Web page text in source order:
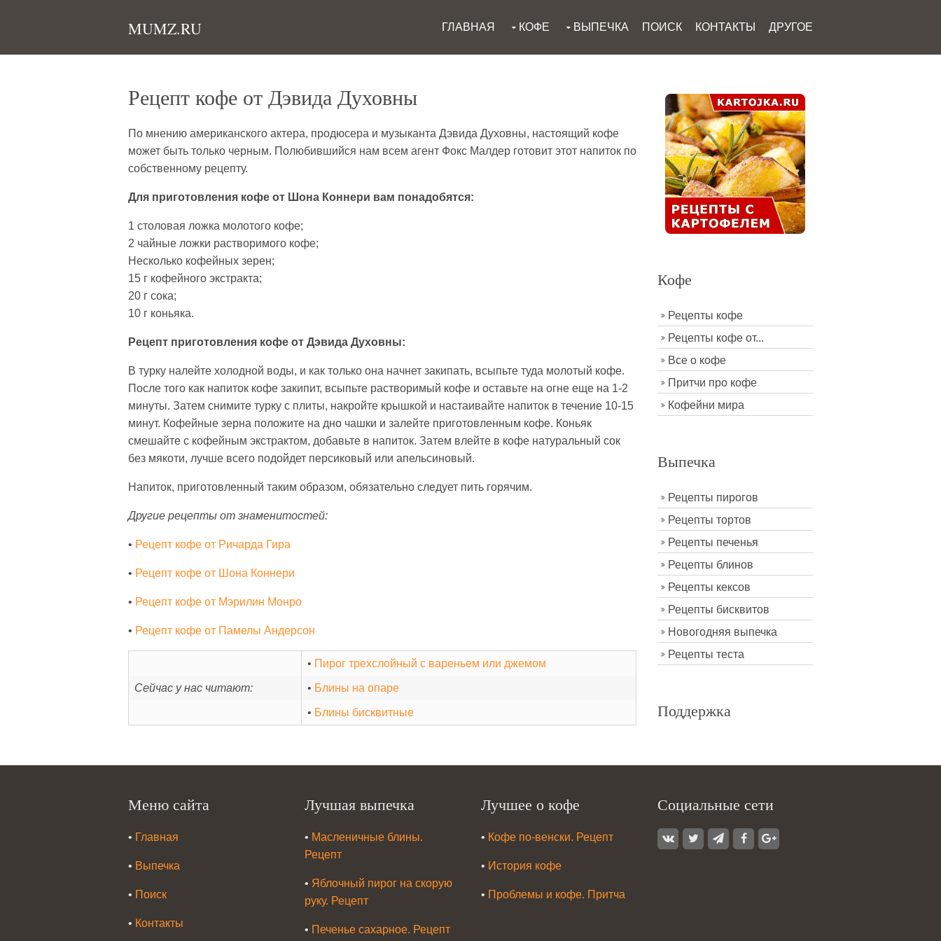
MUMZ.RU ГЛАВНАЯ КОФЕ ВЫПЕЧКА ПОИСК КОНТАКТЫ ДРУГОЕ
Рецепт кофе от Дэвида Духовны
По мнению американского актера, продюсера и музыканта Дэвида Духовны, настоящий кофе
может быть только черным. Полюбившийся нам всем агент Фокс Малдер готовит этот напиток по
собственному рецепту.
Для приготовления кофе от Шона Коннери вам понадобятся:
1 столовая ложка молотого кофе;
2 чайные ложки растворимого кофе;
Несколько кофейных зерен;
15 г кофейного экстракта;
20 г сока;
10 г коньяка.
Рецепт приготовления кофе от Дэвида Духовны:
В турку налейте холодной воды, и как только она начнет закипать, всыпьте туда молотый кофе.
После того как напиток кофе закипит, всыпьте растворимый кофе и оставьте на огне еще на 1-2
минуты. Затем снимите турку с плиты, накройте крышкой и настаивайте напиток в течение 10-15
минут. Кофейные зерна положите на дно чашки и залейте приготовленным кофе. Коньяк
смешайте с кофейным экстрактом, добавьте в напиток. Затем влейте в кофе натуральный сок
без мякоти, лучше всего подойдет персиковый или апельсиновый.
Напиток, приготовленный таким образом, обязательно следует пить горячим.
Другие рецепты от знаменитостей:
• Рецепт кофе от Ричарда Гира
• Рецепт кофе от Шона Коннери
• Рецепт кофе от Мэрилин Монро
• Рецепт кофе от Памелы Андерсон
• Пирог трехслойный с вареньем или джемом
Сейчас у нас читают: • Блины на опаре
• Блины бисквитные
Кофе
Рецепты кофе
Рецепты кофе от...
Все о кофе
Притчи про кофе
Кофейни мира
Выпечка
Рецепты пирогов
Рецепты тортов
Рецепты печенья
Рецепты блинов
Рецепты кексов
Рецепты бисквитов
Новогодняя выпечка
Рецепты теста
Поддержка
Меню сайта
• Главная
• Выпечка
• Поиск
• Контакты
Лучшая выпечка
• Масленичные блины.
Рецепт
• Яблочный пирог на скорую
руку. Рецепт
• Печенье сахарное. Рецепт
Лучшее о кофе
• Кофе по-венски. Рецепт
• История кофе
• Проблемы и кофе. Притча
Социальные сети